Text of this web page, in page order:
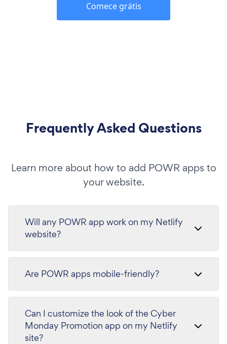
Comece grátis
Frequently Asked Questions
Learn more about how to add POWR apps to
your website.
Will any POWR app work on my Netlify
website?
Are POWR apps mobile-friendly?
Can I customize the look of the Cyber
Monday Promotion app on my Netlify
site?